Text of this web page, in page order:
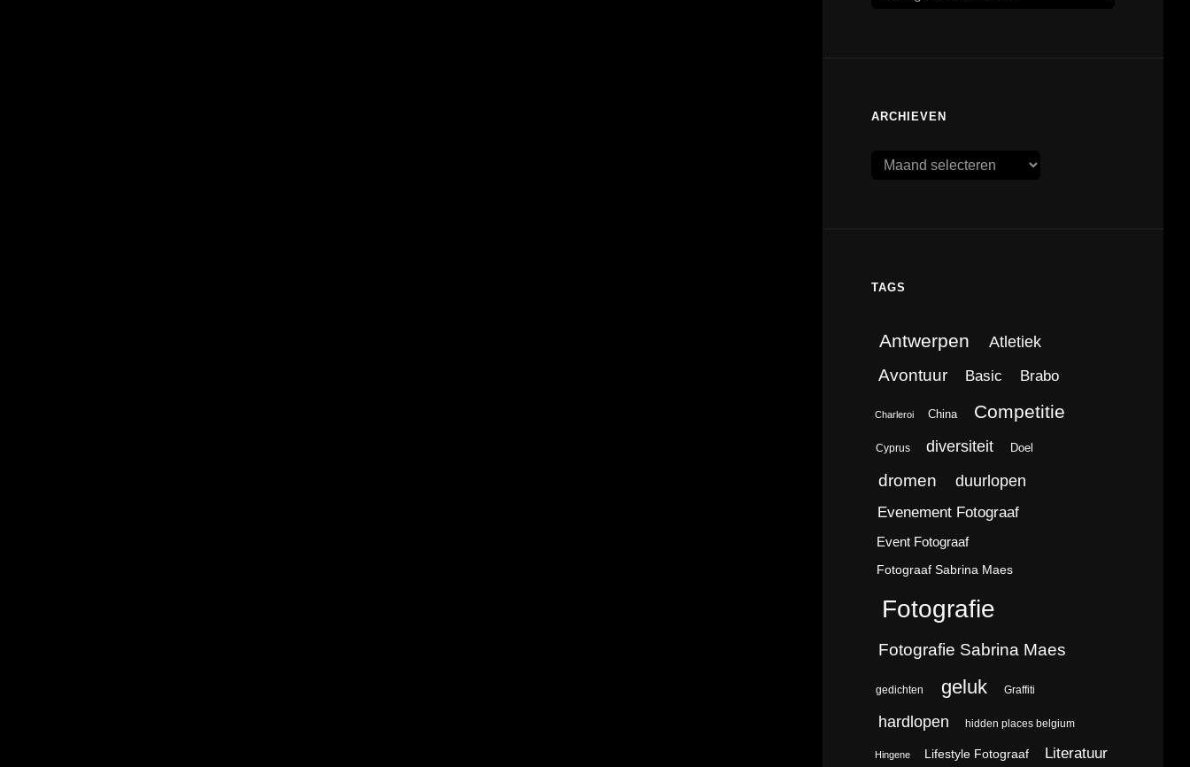
ARCHIEVEN
Archieven
TAGS
Antwerpen Atletiek
Avontuur Basic Brabo
Charleroi China Competitie
Cyprus diversiteit Doel
dromen duurlopen
Evenement Fotograaf
Event Fotograaf
Fotograaf Sabrina Maes
Fotografie
Fotografie Sabrina Maes
gedichten geluk Graffiti
hardlopen hidden places belgium
Hingene Lifestyle Fotograaf Literatuur